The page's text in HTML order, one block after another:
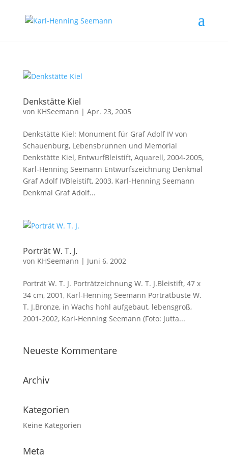
Denkstätte Kiel
von KHSeemann | Apr. 23, 2005
Denkstätte Kiel: Monument für Graf Adolf IV von
Schauenburg, Lebensbrunnen und Memorial
Denkstätte Kiel, EntwurfBleistift, Aquarell, 2004-2005,
Karl-Henning Seemann Entwurfszeichnung Denkmal
Graf Adolf IVBleistift, 2003, Karl-Henning Seemann
Denkmal Graf Adolf...
Porträt W. T. J.
von KHSeemann | Juni 6, 2002
Porträt W. T. J. Porträtzeichnung W. T. J.Bleistift, 47 x
34 cm, 2001, Karl-Henning Seemann Porträtbüste W.
T. J.Bronze, in Wachs hohl aufgebaut, lebensgroß,
2001-2002, Karl-Henning Seemann (Foto: Jutta...
Neueste Kommentare
Archiv
Kategorien
Keine Kategorien
Meta